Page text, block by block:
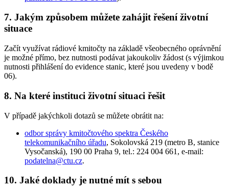
7. Jakým způsobem můžete zahájit řešení životní
situace
Začít využívat rádiové kmitočty na základě všeobecného oprávnění
je možné přímo, bez nutnosti podávat jakoukoliv žádost (s výjimkou
nutnosti přihlášení do evidence stanic, které jsou uvedeny v bodě
06).
8. Na které instituci životní situaci řešit
V případě jakýchkoli dotazů se můžete obrátit na:
odbor správy kmitočtového spektra Českého
telekomunikačního úřadu, Sokolovská 219 (metro B, stanice
Vysočanská), 190 00 Praha 9, tel.: 224 004 661, e-mail:
podatelna@ctu.cz.
10. Jaké doklady je nutné mít s sebou